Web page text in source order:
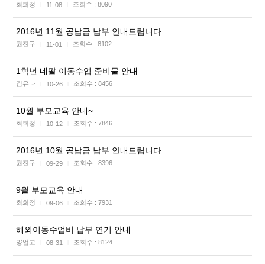
최희정 11-08 조회수 : 8090
2016년 11월 공납금 납부 안내드립니다.
권진구 11-01 조회수 : 8102
1학년 네팔 이동수업 준비물 안내
김유나 10-26 조회수 : 8456
10월 부모교육 안내~
최희정 10-12 조회수 : 7846
2016년 10월 공납금 납부 안내드립니다.
권진구 09-29 조회수 : 8396
9월 부모교육 안내
최희정 09-06 조회수 : 7931
해외이동수업비 납부 연기 안내
양업고 08-31 조회수 : 8124